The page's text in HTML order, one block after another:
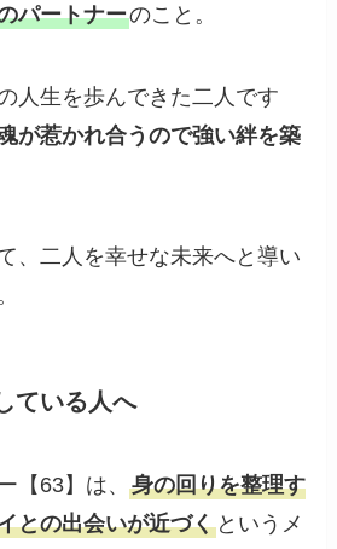
パートナーのこと。
人生を歩んできた二人です
が惹かれ合うので強い絆を築
、二人を幸せな未来へと導い
ている人へ
【63】は、身の回りを整理す
との出会いが近づく というメ